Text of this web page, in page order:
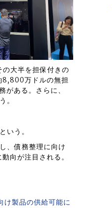
大半を担保付きの
8,800万ドルの無担
ある。さらに、
。
いう。
、債務整理に向け
向が注目される。
製品の供給可能に